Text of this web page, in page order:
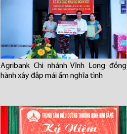
Agribank Chi nhánh Vĩnh Long đồng
hành xây đắp mái ấm nghĩa tình